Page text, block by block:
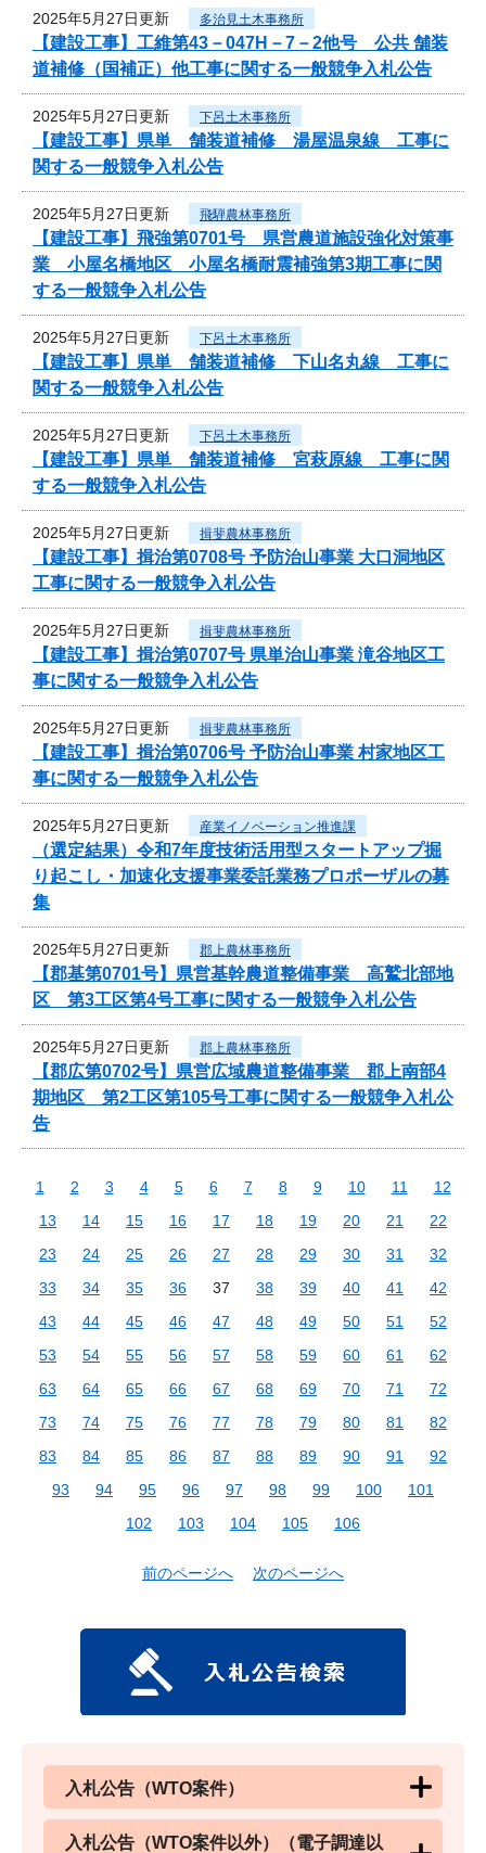
2025年5月27日更新 多治見土木事務所
【建設工事】工維第43－047H－7－2他号 公共 舗装
道補修（国補正）他工事に関する一般競争入札公告
2025年5月27日更新 下呂土木事務所
【建設工事】県単 舗装道補修 湯屋温泉線 工事に
関する一般競争入札公告
2025年5月27日更新 飛騨農林事務所
【建設工事】飛強第0701号 県営農道施設強化対策事
業 小屋名橋地区 小屋名橋耐震補強第3期工事に関
する一般競争入札公告
2025年5月27日更新 下呂土木事務所
【建設工事】県単 舗装道補修 下山名丸線 工事に
関する一般競争入札公告
2025年5月27日更新 下呂土木事務所
【建設工事】県単 舗装道補修 宮萩原線 工事に関
する一般競争入札公告
2025年5月27日更新 揖斐農林事務所
【建設工事】揖治第0708号 予防治山事業 大口洞地区
工事に関する一般競争入札公告
2025年5月27日更新 揖斐農林事務所
【建設工事】揖治第0707号 県単治山事業 滝谷地区工
事に関する一般競争入札公告
2025年5月27日更新 揖斐農林事務所
【建設工事】揖治第0706号 予防治山事業 村家地区工
事に関する一般競争入札公告
2025年5月27日更新 産業イノベーション推進課
（選定結果）令和7年度技術活用型スタートアップ掘
り起こし・加速化支援事業委託業務プロポーザルの募
集
2025年5月27日更新 郡上農林事務所
【郡基第0701号】県営基幹農道整備事業 高鷲北部地
区 第3工区第4号工事に関する一般競争入札公告
2025年5月27日更新 郡上農林事務所
【郡広第0702号】県営広域農道整備事業 郡上南部4
期地区 第2工区第105号工事に関する一般競争入札公
告
1 2 3 4 5 6 7 8 9 10 11
12
13
14 15 16 17 18 19 20 21
22
23
24 25 26 27 28 29 30 31
32
33
34 35 36 37 38 39 40 41
42
43
44 45 46 47 48 49 50 51
52
53
54 55 56 57 58 59 60 61
62
63
64 65 66 67 68 69 70 71
72
73
74 75 76 77 78 79 80 81
82
83
84 85 86 87 88 89 90 91
92
93
94 95 96 97 98 99 100
101
102
103 104 105 106
前のページへ 次のページへ
入札公告（WTO案件）
入札公告（WTO案件以外）（電子調達以